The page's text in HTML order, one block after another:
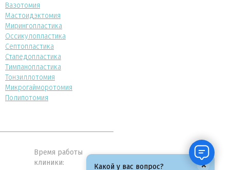
Вазотомия
Мастоидэктомия
Мирингопластика
Оссикулопластика
Септопластика
Стапедопластика
Тимпанопластика
Тонзиллотомия
Микрогайморотомия
Полипотомия
Время работы
клиники:
Какой у вас вопрос? ×